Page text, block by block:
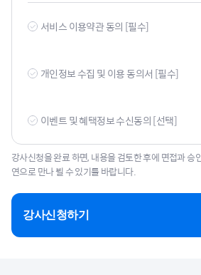
서비스 이용약관 동의 [필수]
개인정보 수집 및 이용 동의서 [필수]
이벤트 및 혜택정보 수신동의 [선택]
강사신청을 완료 하면, 내용을 검토한 후에 면접과 승
연으로 만나 뵐 수 있기를 바랍니다.
강사신청하기